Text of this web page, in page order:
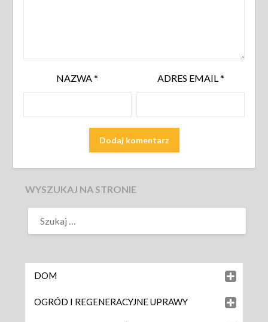
NAZWA* ADRES EMAIL *
WYSZUKAJ NA STRONIE
DOM
OGRÓD I REGENERACYJNE UPRAWY